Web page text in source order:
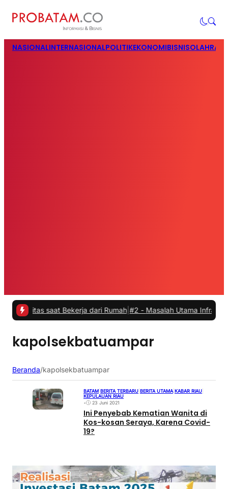
NASIONALINTERNASIONALPOLITIKEKONOMIBISNIS
saat Bekerja dari Rumah |#2 -Masalah Utama Infrastruktur
kapolsekbatuampar
Beranda/kapolsekbatuampar
BATAM BERITA TERBARU BERITA UTAMA KABAR RIAU
KEPULAUAN RIAU
•
23 Juni 2021
Ini Penyebab Kematian Wanita di
Kos-kosan Seraya, Karena Covid-
19?